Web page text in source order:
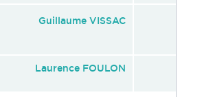
Guillaume VISSAC
Laurence FOULON